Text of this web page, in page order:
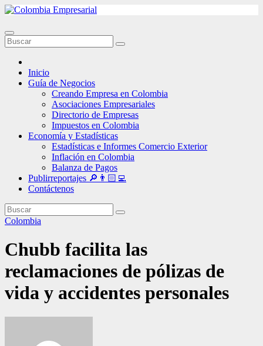
Ir
contenido
Inicio
Guía de Negocios
Creando Empresa en Colombia
Asociaciones Empresariales
Directorio de Empresas
Impuestos en Colombia
Economía y Estadísticas
Estadísticas e Informes Comercio Exterior
Inflación en Colombia
Balanza de Pagos
Publirreportajes 🔎👨🏻‍💻
Contáctenos
Colombia
Chubb facilita las
reclamaciones de pólizas de
vida y accidentes personales